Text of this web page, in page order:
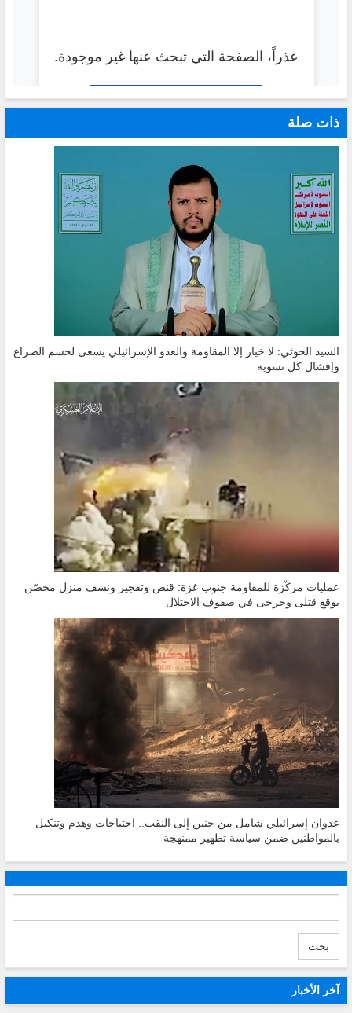
ذات صلة
السيد الحوثي: لا خيار إلا المقاومة والعدو الإسرائيلي يسعى لحسم الصراع
وإفشال كل تسوية
عمليات مركّزة للمقاومة جنوب غزة: قنص وتفجير ونسف منزل محصّن
يوقع قتلى وجرحى في صفوف الاحتلال
عدوان إسرائيلي شامل من جنين إلى النقب.. اجتياحات وهدم وتنكيل
بالمواطنين ضمن سياسة تطهير ممنهجة
بحث
آخر الأخبار